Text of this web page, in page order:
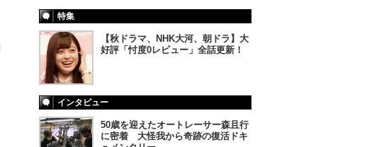
特集
【秋ドラマ、NHK大河、朝ドラ】大
好評「忖度0レビュー」全話更新！
インタビュー
50歳を迎えたオートレーサー森且行
に密着 大怪我から奇跡の復活ドキ